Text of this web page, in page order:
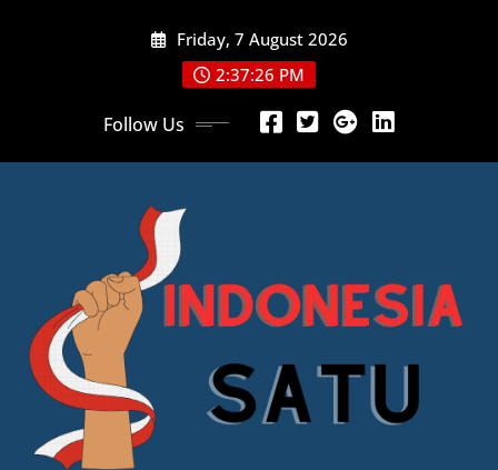
Friday, 7 August 2026
2:37:27 PM
Follow Us